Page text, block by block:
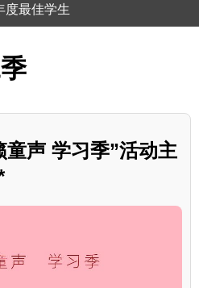
度最佳学生
童声 学习季”活动主